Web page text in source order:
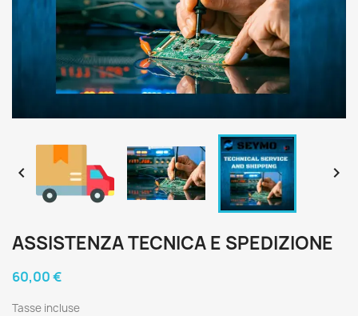
 
ASSISTENZA TECNICA E SPEDIZIONE
60,00 €
Tasse incluse